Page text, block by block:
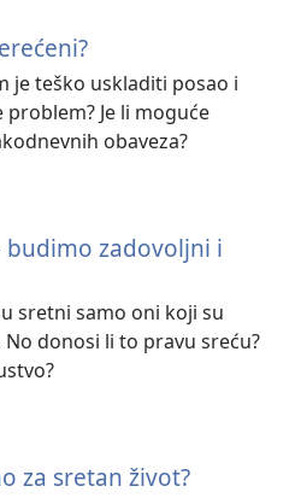
je teško uskladiti posao i
Je li moguće
obaveza?
budimo zadovoljni i
sretni samo oni koji su
donosi li to pravu sreću?
za sretan život?